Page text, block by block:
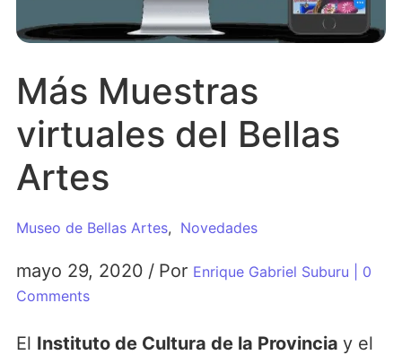
Más Muestras
virtuales del Bellas
Artes
Museo de Bellas Artes, Novedades
mayo 29, 2020 / Por Enrique Gabriel Suburu
| 0
Comments
El Instituto de Cultura de la Provincia y el